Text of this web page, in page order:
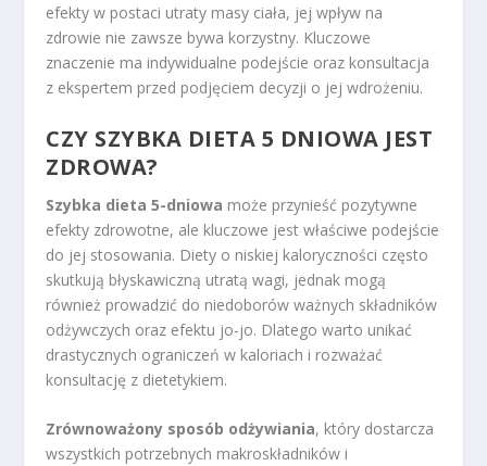
efekty w postaci utraty masy ciała, jej wpływ na
zdrowie nie zawsze bywa korzystny. Kluczowe
znaczenie ma indywidualne podejście oraz konsultacja
z ekspertem przed podjęciem decyzji o jej wdrożeniu.
CZY SZYBKA DIETA 5 DNIOWA JEST
ZDROWA?
Szybka dieta 5-dniowa może przynieść pozytywne
efekty zdrowotne, ale kluczowe jest właściwe podejście
do jej stosowania. Diety o niskiej kaloryczności często
skutkują błyskawiczną utratą wagi, jednak mogą
również prowadzić do niedoborów ważnych składników
odżywczych oraz efektu jo-jo. Dlatego warto unikać
drastycznych ograniczeń w kaloriach i rozważać
konsultację z dietetykiem.
Zrównoważony sposób odżywiania, który dostarcza
wszystkich potrzebnych makroskładników i